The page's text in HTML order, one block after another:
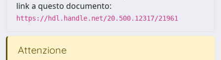
link a questo documento:
https://hdl.handle.net/20.500.12317/21961
Attenzione